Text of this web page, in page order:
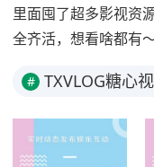
里面囤了超多影视资
全齐活，想看啥都有
# TXVLOG糖心